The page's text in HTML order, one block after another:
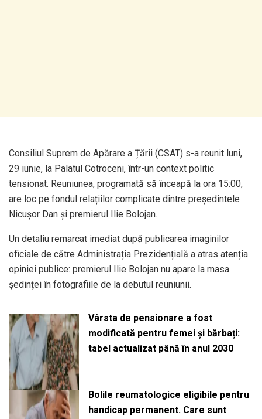
Consiliul Suprem de Apărare a Țării (CSAT) s-a reunit luni,
29 iunie, la Palatul Cotroceni, într-un context politic
tensionat. Reuniunea, programată să înceapă la ora 15:00,
are loc pe fondul relațiilor complicate dintre președintele
Nicușor Dan și premierul Ilie Bolojan.
Un detaliu remarcat imediat după publicarea imaginilor
oficiale de către Administrația Prezidențială a atras atenția
opiniei publice: premierul Ilie Bolojan nu apare la masa
ședinței în fotografiile de la debutul reuniunii.
Vârsta de pensionare a fost
modificată pentru femei și bărbați:
tabel actualizat până în anul 2030
Bolile reumatologice eligibile pentru
handicap permanent. Care sunt